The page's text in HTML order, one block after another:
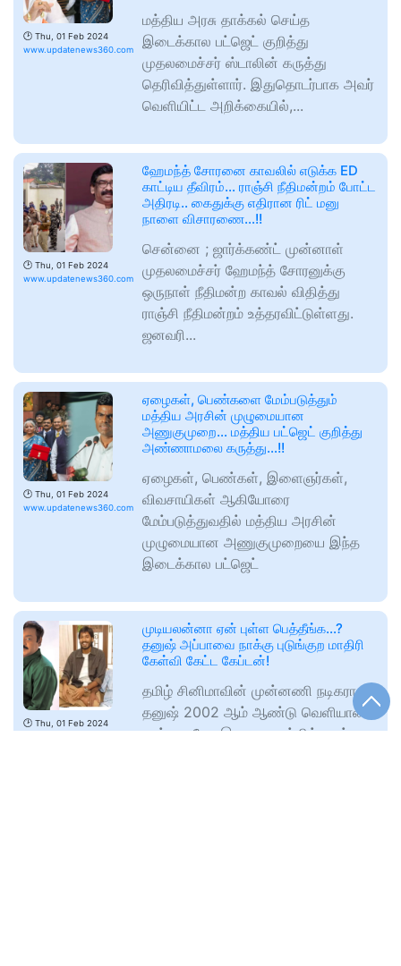
🕑 Thu, 01 Feb 2024
www.updatenews360.com
மத்திய அரசு தாக்கல் செய்த
இடைக்கால பட்ஜெட் குறித்து
முதலமைச்சர் ஸ்டாலின் கருத்து
தெரிவித்துள்ளார். இதுதொடர்பாக அவர்
வெளியிட்ட அறிக்கையில்,...
🕑 Thu, 01 Feb 2024
www.updatenews360.com
ஹேமந்த் சோரனை காவலில் எடுக்க ED
காட்டிய தீவிரம்… ராஞ்சி நீதிமன்றம் போட்ட
அதிரடி.. கைதுக்கு எதிரான ரிட் மனு
நாளை விசாரணை…!!
சென்னை ; ஜார்க்கண்ட் முன்னாள்
முதலமைச்சர் ஹேமந்த் சோரனுக்கு
ஒருநாள் நீதிமன்ற காவல் விதித்து
ராஞ்சி நீதிமன்றம் உத்தரவிட்டுள்ளது.
ஜனவரி...
🕑 Thu, 01 Feb 2024
www.updatenews360.com
ஏழைகள், பெண்களை மேம்படுத்தும்
மத்திய அரசின் முழுமையான
அணுகுமுறை… மத்திய பட்ஜெட் குறித்து
அண்ணாமலை கருத்து…!!
ஏழைகள், பெண்கள், இளைஞர்கள்,
விவசாயிகள் ஆகியோரை
மேம்படுத்துவதில் மத்திய அரசின்
முழுமையான அணுகுமுறையை இந்த
இடைக்கால பட்ஜெட்
🕑 Thu, 01 Feb 2024
முடியலன்னா ஏன் புள்ள பெத்தீங்க…?
தனுஷ் அப்பாவை நாக்கு புடுங்குற மாதிரி
கேள்வி கேட்ட கேப்டன்!
தமிழ் சினிமாவின் முன்னணி நடிகரான
தனுஷ் 2002 ஆம் ஆண்டு வெளியான
துள்ளுவதோ இளமை படத்தில் நடித்து